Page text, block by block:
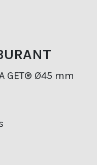
GET® Ø45 mm